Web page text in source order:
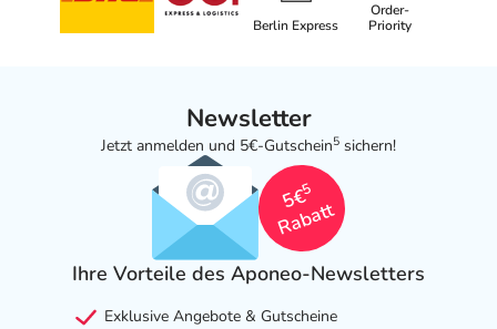
Berlin Express
Order-
Priority
Newsletter
Jetzt anmelden und 5€-Gutschein5 sichern!
5€
5
Rabatt
Ihre Vorteile des Aponeo-Newsletters
Exklusive Angebote & Gutscheine